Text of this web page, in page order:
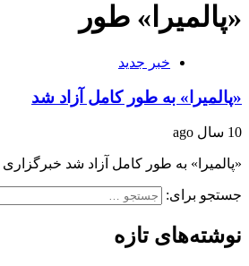
«پالمیرا» طور
خبر جدید
«پالمیرا» به طور کامل آزاد شد
10 سال ago
«پالمیرا» به طور کامل آزاد شد
جستجو برای:
نوشته‌های تازه